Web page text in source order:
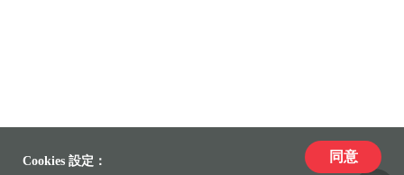
Cookies 設定： 同意